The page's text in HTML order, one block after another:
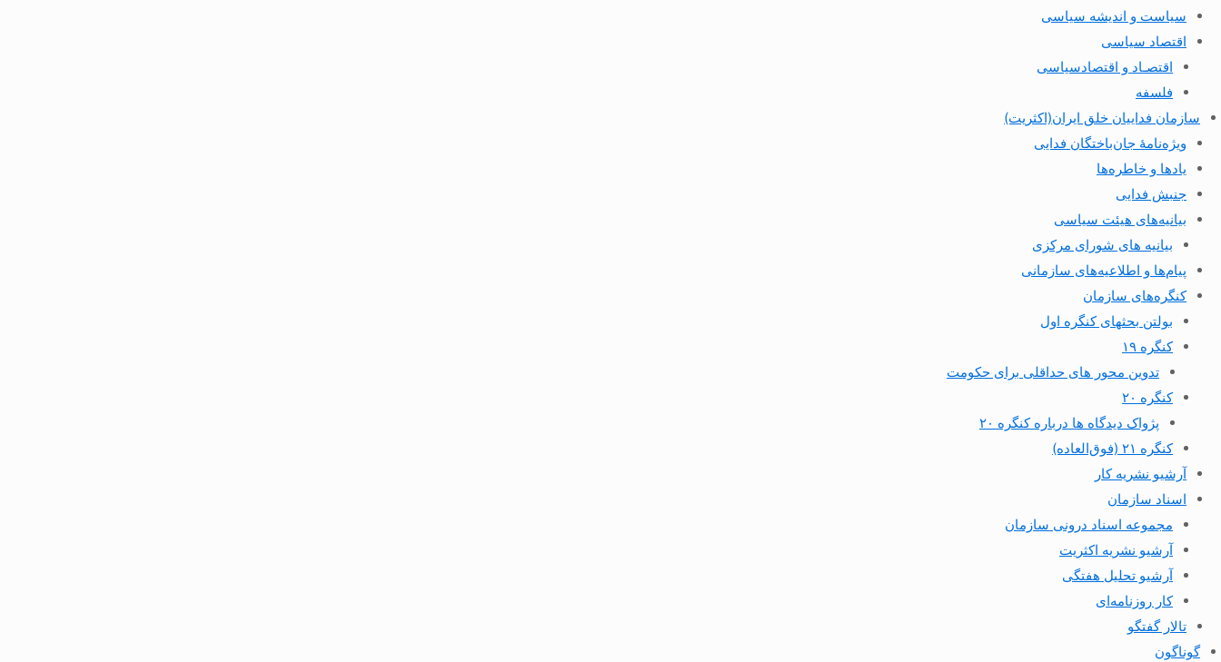
سیاست و اندیشه سیاسی
اقتصاد سیاسی
اقتصـاد و اقتصاد‌سیاسی
فلسفه
سازمان فداییان خلق ایران(اکثریت)
ویژه‌نامهٔ جان‌باختگان فدایی
یادها و خاطره‌ها
جنبش فدایی
بیانیه‌های هیئت سیاسی
بیانیه های شورای مرکزی
پیام‌ها و اطلاعیه‌های سازمانی
کنگره‌های سازمان
بولتن بحثهای کنگره اول
کنگره ۱۹
تدوین محور های حداقلی برای حکومت
کنگره ۲۰
پژواک دیدگاه ها درباره کنگره ۲۰
کنگره ۲۱ (فوق‌العاده)
آرشیو نشریه کار
اسناد سازمان
مجموعه اسناد درونی سازمان
آرشیو نشریه اکثریت
آرشیو تحلیل هفتگی
کار روزنامه‌ای
تالار گفتگو
گوناگون